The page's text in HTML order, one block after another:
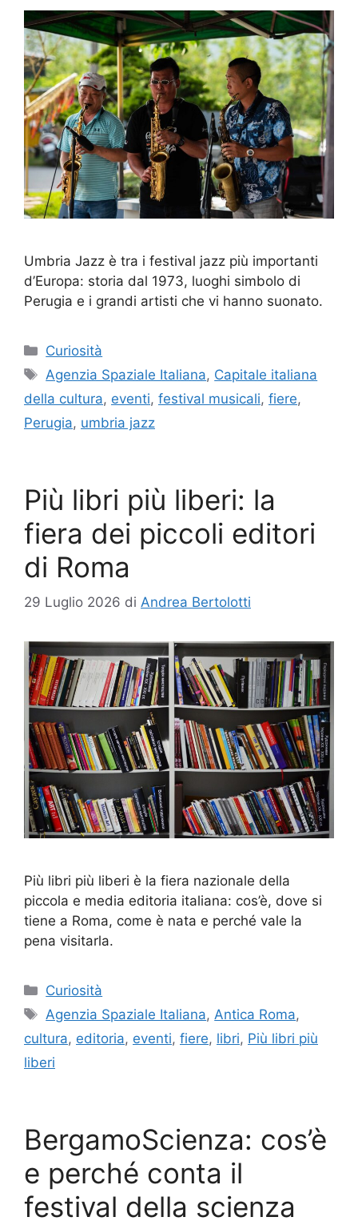
Umbria Jazz è tra i festival jazz più importanti
d’Europa: storia dal 1973, luoghi simbolo di
Perugia e i grandi artisti che vi hanno suonato.
Categorie
Curiosità
Tag
Agenzia Spaziale Italiana, Capitale italiana
della cultura, eventi, festival musicali, fiere,
Perugia, umbria jazz
Più libri più liberi: la
fiera dei piccoli editori
di Roma
29 Luglio 2026 di Andrea Bertolotti
Più libri più liberi è la fiera nazionale della
piccola e media editoria italiana: cos’è, dove si
tiene a Roma, come è nata e perché vale la
pena visitarla.
Categorie
Curiosità
Tag
Agenzia Spaziale Italiana,Antica Roma,
cultura, editoria, eventi, fiere, libri, Più libri più
liberi
BergamoScienza: cos’è
e perché conta il
festival della scienza